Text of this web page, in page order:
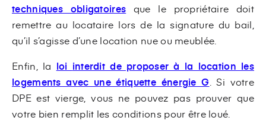
techniques obligatoires que le propriétaire doit
remettre au locataire lors de la signature du bail,
qu’il s’agisse d’une location nue ou meublée.
Enfin, la loi interdit de proposer à la location les
logements avec une étiquette énergie G . Si votre
DPE est vierge, vous ne pouvez pas prouver que
votre bien remplit les conditions pour être loué.